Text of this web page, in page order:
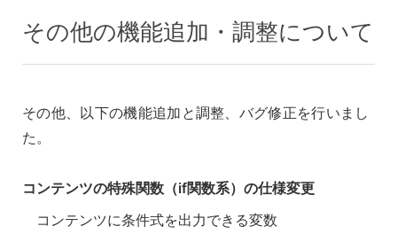
その他の機能追加・調整について
その他、以下の機能追加と調整、バグ修正を行いまし
た。
コンテンツの特殊関数（if関数系）の仕様変更
コンテンツに条件式を出力できる変数